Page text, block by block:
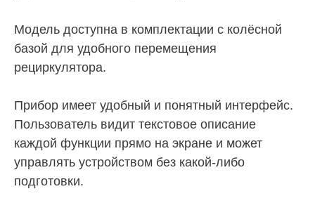
Модель доступна в комплектации с колёсной
базой для удобного перемещения
рециркулятора.
Прибор имеет удобный и понятный интерфейс.
Пользователь видит текстовое описание
каждой функции прямо на экране и может
управлять устройством без какой-либо
подготовки.